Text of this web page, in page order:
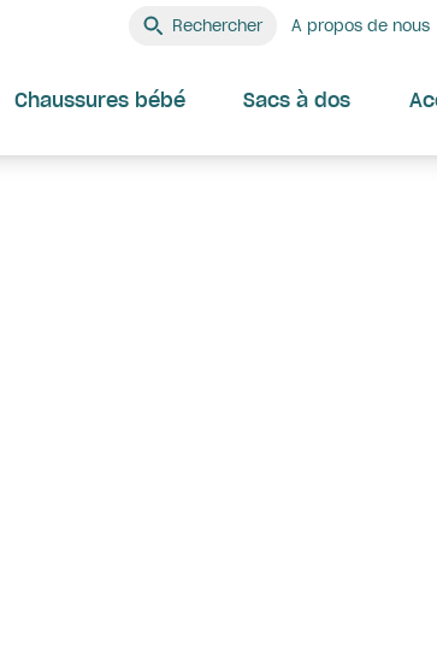
Rechercher A propos de nous
Chaussures bébé Sacs à dos